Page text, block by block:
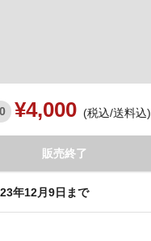
0 ¥4,000 (税込/送料込)
販売終了
年12月9日まで